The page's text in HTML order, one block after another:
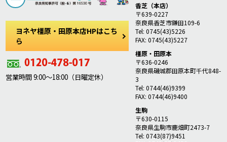
ヨネヤ橿原・田原本店HPはこち
ら
営業時間 9:00～18:00（日曜定休）
香芝（本店）
〒639-0227
奈良県香芝市鎌田109-6
Tel: 0745(43)5226
FAX: 0745(43)5227
橿原・田原本
〒636-0246
奈良県磯城郡田原本町千代848-
3
Tel: 0744(46)9399
FAX: 0744(46)9400
生駒
〒630-0115
奈良県生駒市鹿畑町2473-7
Tel: 0743(87)9451